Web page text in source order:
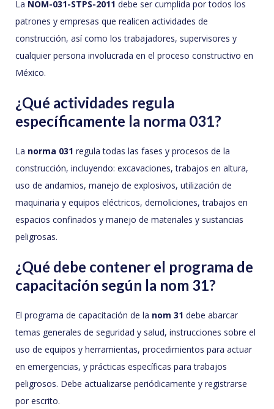
La NOM-031-STPS-2011 debe ser cumplida por todos los
patrones y empresas que realicen actividades de
construcción, así como los trabajadores, supervisores y
cualquier persona involucrada en el proceso constructivo en
México.
¿Qué actividades regula
específicamente la norma 031?
La norma 031 regula todas las fases y procesos de la
construcción, incluyendo: excavaciones, trabajos en altura,
uso de andamios, manejo de explosivos, utilización de
maquinaria y equipos eléctricos, demoliciones, trabajos en
espacios confinados y manejo de materiales y sustancias
peligrosas.
¿Qué debe contener el programa de
capacitación según la nom 31?
El programa de capacitación de la nom 31 debe abarcar
temas generales de seguridad y salud, instrucciones sobre el
uso de equipos y herramientas, procedimientos para actuar
en emergencias, y prácticas específicas para trabajos
peligrosos. Debe actualizarse periódicamente y registrarse
por escrito.